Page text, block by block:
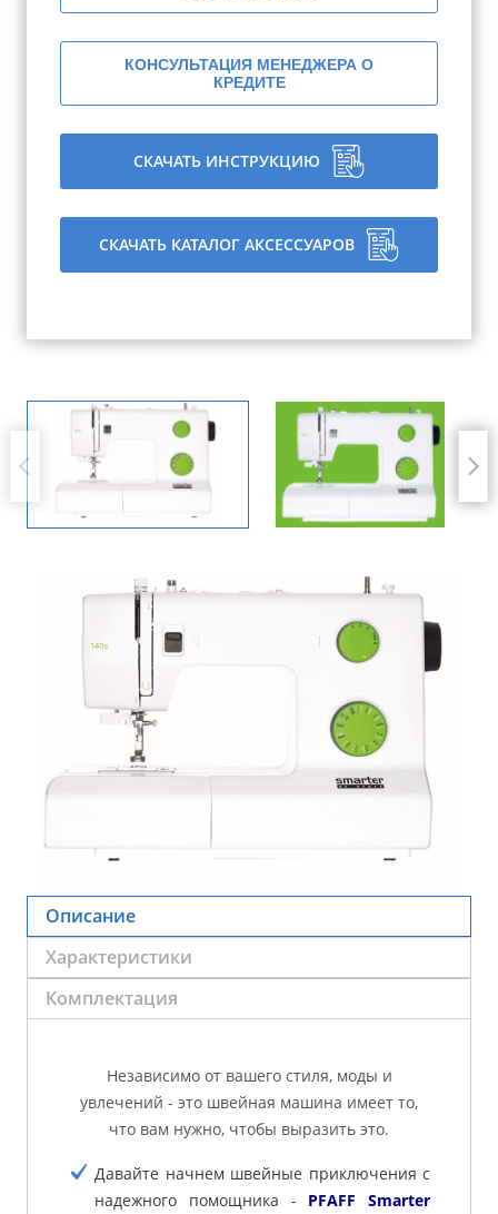
КОНСУЛЬТАЦИЯ МЕНЕДЖЕРА О
КРЕДИТЕ
СКАЧАТЬ ИНСТРУКЦИЮ
СКАЧАТЬ КАТАЛОГ АКСЕССУАРОВ
Описание
Характеристики
Комплектация
Независимо от вашего стиля, моды и
увлечений - это швейная машина имеет то,
что вам нужно, чтобы выразить это.
Давайте начнем швейные приключения с
надежного помощника - PFAFF Smarter